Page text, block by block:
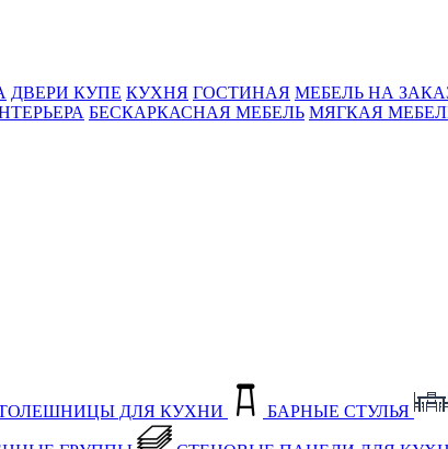
ДВЕРИ КУПЕ КУХНЯ ГОСТИНАЯ МЕБЕЛЬ НА
БЕСКАРКАСНАЯ МЕБЕЛЬ МЯГКАЯ
ДЛЯ КУХНИ БАРНЫЕ СТУЛЬЯ